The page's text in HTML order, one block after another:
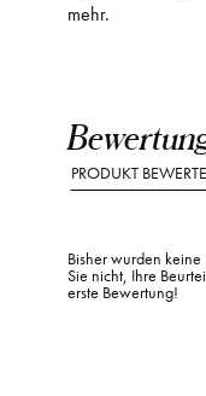
PRODUKT
Bisher wurden
Sie nicht, Ihre
erste Bewertung!
mehr.